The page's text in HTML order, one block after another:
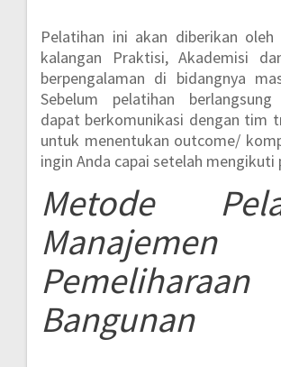
Pelatihan ini akan diberikan oleh
kalangan Praktisi, Akademisi
berpengalaman di bidangnya
Sebelum pelatihan
dapat berkomunikasi dengan tim
untuk menentukan outcome/
ingin Anda capai setelah mengikuti
Metode
Manajemen
Pemeliharaan
Bangunan